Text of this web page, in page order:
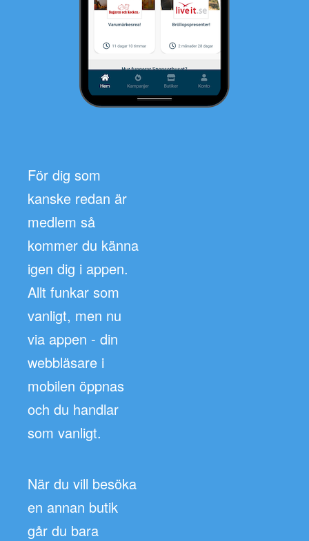
För dig som
kanske redan är
medlem så
kommer du känna
igen dig i appen.
Allt funkar som
vanligt, men nu
via appen - din
webbläsare i
mobilen öppnas
och du handlar
som vanligt.
När du vill besöka
en annan butik
går du bara